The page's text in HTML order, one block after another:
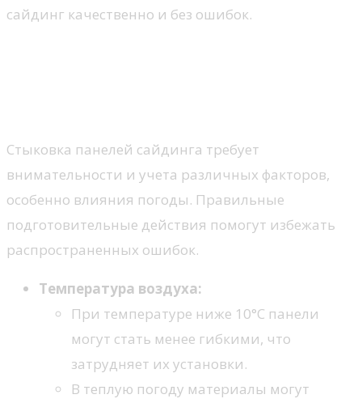
сайдинг качественно и без ошибок.
Стыковка панелей сайдинга требует
внимательности и учета различных факторов,
особенно влияния погоды. Правильные
подготовительные действия помогут избежать
распространенных ошибок.
Температура воздуха:
При температуре ниже 10°C панели
могут стать менее гибкими, что
затрудняет их установки.
В теплую погоду материалы могут